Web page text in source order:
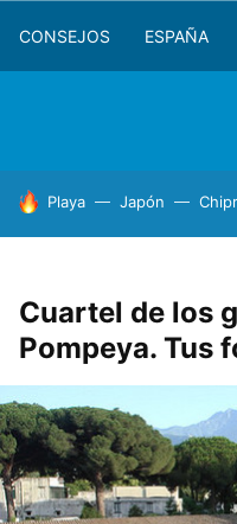
CONSEJOS ESPAÑA
HOY SE HABLA DE
Playa Japón
Cuartel de los
Pompeya. Tus